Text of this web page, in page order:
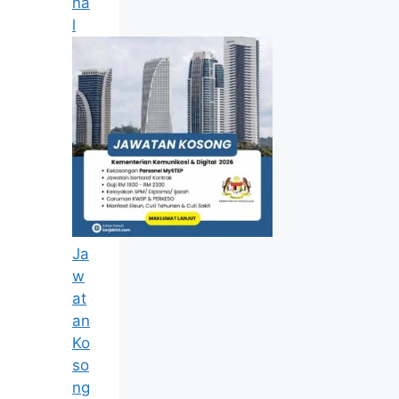
l
Ja
w
at
an
Ko
so
ng